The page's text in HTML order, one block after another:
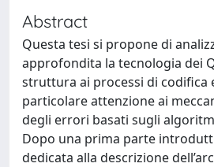
Abstract
Questa tesi si propone di
approfondita la tecnologia dei
struttura ai processi di codifica
particolare attenzione ai
degli errori basati sugli
Dopo una prima parte
dedicata alla descrizione